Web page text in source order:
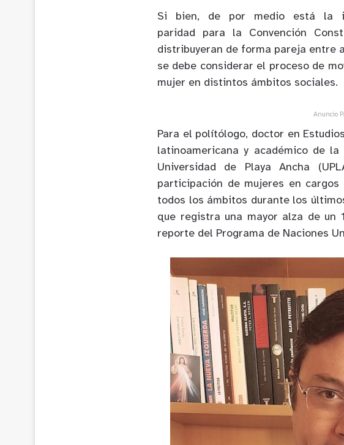
Si bien, de por medio está la
paridad para la Convención
distribuyeran de forma pareja entre
se debe considerar el proceso de
mujer en distintos ámbitos sociales.
Anuncio
Para el polítólogo, doctor en
latinoamericana y académico de
Universidad de Playa Ancha
participación de mujeres en
todos los ámbitos durante los
que registra una mayor alza de un
reporte del Programa de Naciones